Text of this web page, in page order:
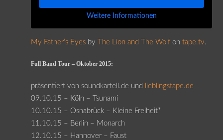
Weitere Informationen
My Father’s Eyesby The Lion and The Wolfon tape.tv.
Full Band Tour – Oktober 2015:
präsentiert von soundkartell.de und lieblingstape.de
09.10.15 – Köln – Tsunami
10.10.15 – Osnabrück – Kleine Freiheit*
11.10.15 – Berlin – Monarch
12.10.15 – Hannover – Faust